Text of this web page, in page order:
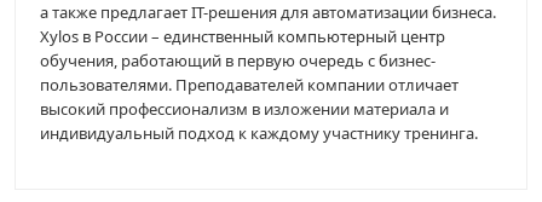
а также предлагает IT-решения для автоматизации бизнеса.
Xylos в России – единственный компьютерный центр
обучения, работающий в первую очередь с бизнес-
пользователями. Преподавателей компании отличает
высокий профессионализм в изложении материала и
индивидуальный подход к каждому участнику тренинга.